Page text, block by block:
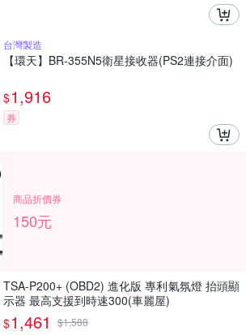
台灣製造
【環天】BR-355N5衛星接收器(PS2連接介面)
$1,916
券
商品折價券
150元
TSA-P200+ (OBD2) 進化版 專利氣氛燈 抬頭顯
示器 最高支援到時速300(車麗屋)
$1,461 $1,588